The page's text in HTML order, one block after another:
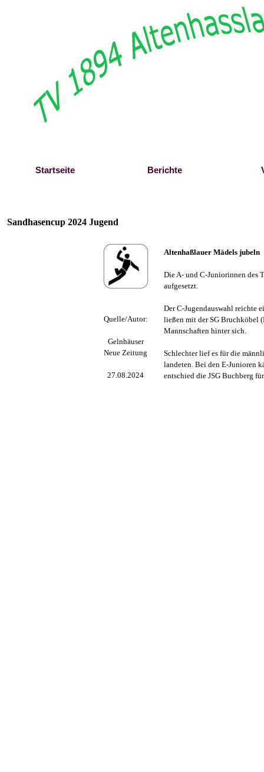
Startseite Berichte
Sandhasencup 2024 Jugend
Quelle/Autor:
Gelnhäuser
Neue Zeitung
27.08.2024
Altenhaßlauer Mädels jubeln
Die A- und C-Juniorinnen des
aufgesetzt.
DerC-Jugendauswahl reichte
ließen mit der SG Bruchköbel
Mannschaften hinter sich.
Schlechter lief es für die
landeten. Bei den E-Junioren
entschied die JSG Buchberg